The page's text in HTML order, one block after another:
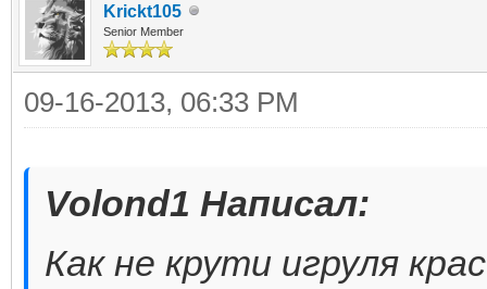
Krickt105
Senior Member
09-16-2013, 06:33 PM
Volond1 Написал:
Как не крути игруля